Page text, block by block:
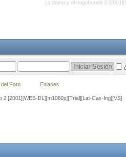
La dama y el vagabundo 2
2 [2001][WEB-DL][m1080p][Trial][Lat-Cas-Ing][VS]
Foro Enlaces